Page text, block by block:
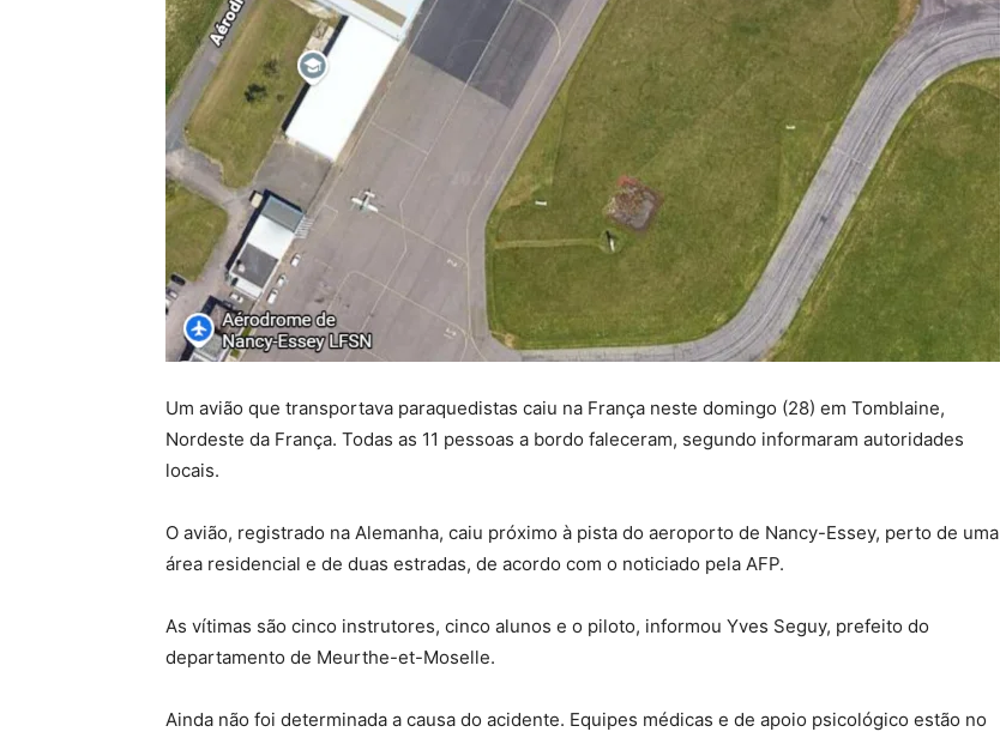
Um avião que transportava paraquedistas caiu na França neste domingo (28) em Tomblaine,
Nordeste da França. Todas as 11 pessoas a bordo faleceram, segundo informaram autoridades
locais.
O avião, registrado na Alemanha, caiu próximo à pista do aeroporto de Nancy-Essey, perto de uma
área residencial e de duas estradas, de acordo com o noticiado pela AFP.
As vítimas são cinco instrutores, cinco alunos e o piloto, informou Yves Seguy, prefeito do
departamento de Meurthe-et-Moselle.
Ainda não foi determinada a causa do acidente. Equipes médicas e de apoio psicológico estão no